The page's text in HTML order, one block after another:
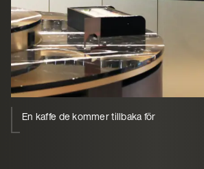
En kaffe de kommer tillbaka för